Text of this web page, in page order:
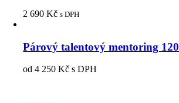
2 690Kč s DPH
Párový talentový mentoring 120
od4 250Kč s DPH